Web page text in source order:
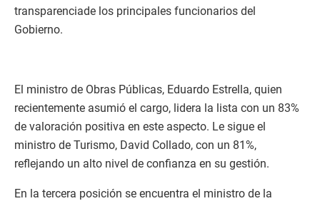
transparenciade los principales funcionarios del
Gobierno.
El ministro de Obras Públicas, Eduardo Estrella, quien
recientemente asumió el cargo, lidera la lista con un 83%
de valoración positiva en este aspecto. Le sigue el
ministro de Turismo, David Collado, con un 81%,
reflejando un alto nivel de confianza en su gestión.
En la tercera posición se encuentra el ministro de la